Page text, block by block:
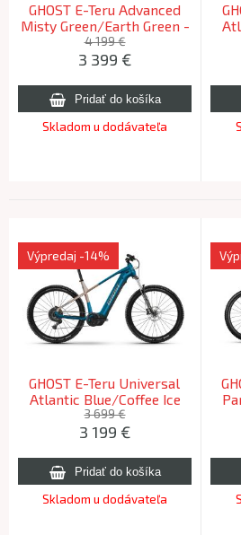
GHOST E-Teru Advanced
Misty Green/Earth Green -
L 2026
4 199 €
3 399 €
Skladom u dodávateľa
GHOST E-Teru Universal
Atlantic Blue/Coffee Ice
Rose - XL 2025
Výpredaj -14%
3 699 €
3 199 €
Skladom u dodávateľa